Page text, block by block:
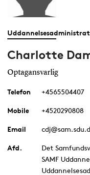
Charlotte
Optagansvarlig
Telefon +4565504407
Mobile +4520290808
Email
Afd.
Det
SAMF